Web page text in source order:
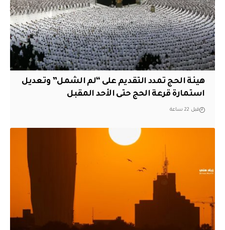
هيئة الحج تمدد التقديم على “لم الشمل” وتعديل
استمارة قرعة الحج حتى الأحد المقبل
قبل 22 ساعة